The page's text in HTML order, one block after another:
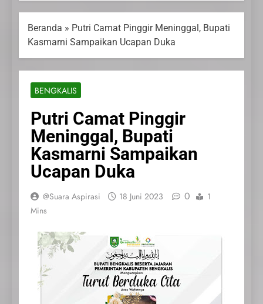
Beranda » Putri Camat Pinggir Meninggal, Bupati
Kasmarni Sampaikan Ucapan Duka
BENGKALIS
Putri Camat Pinggir
Meninggal, Bupati
Kasmarni Sampaikan
Ucapan Duka
@Suara Aspirasi 18 Juni 2023 0
1
Mins